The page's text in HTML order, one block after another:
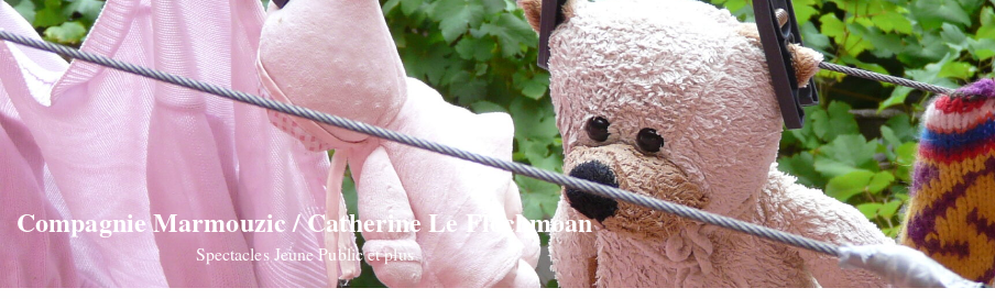
Aller
au
contenu
Compagnie Marmouzic / Catherine Le Flochmoan
Spectacles Jeune Public et plus